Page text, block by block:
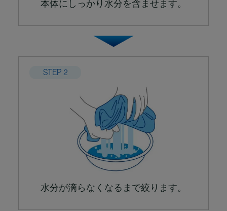
本体にしっかり水分を含ませます。
STEP 2
水分が滴らなくなるまで絞ります。